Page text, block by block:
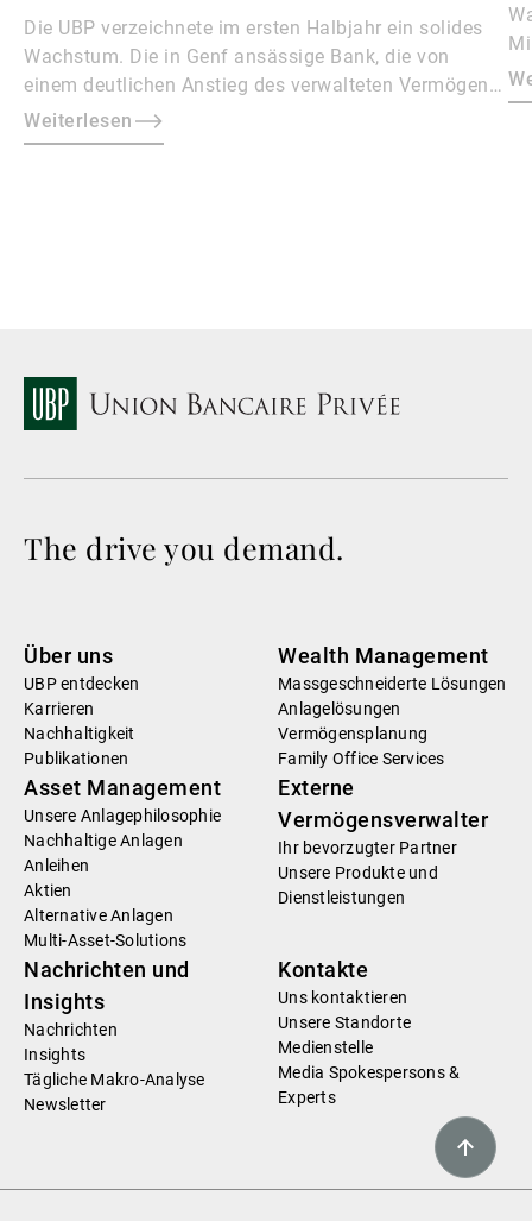
Die UBP verzeichnete im ersten Halbjahr ein solides
Wachstum. Die in Genf ansässige Bank, die von
einem deutlichen Anstieg des verwalteten Vermögens
profitierte, steigerte ihren Nettogewinn im Vergleich
zum Vorjahreszeitraum um 40,4 % auf 169,4 Millionen
Weiterlesen
The drive you demand.
Über uns
UBP entdecken
Karrieren
Nachhaltigkeit
Publikationen
Wealth Management
Massgeschneiderte Lösungen
Anlagelösungen
Vermögensplanung
Family Office Services
Asset Management
Unsere Anlagephilosophie
Nachhaltige Anlagen
Anleihen
Aktien
Alternative Anlagen
Multi-Asset-Solutions
Externe
Vermögensverwalter
Ihr bevorzugter Partner
Unsere Produkte und
Dienstleistungen
Nachrichten und
Insights
Nachrichten
Insights
Tägliche Makro-Analyse
Newsletter
Kontakte
Uns kontaktieren
Unsere Standorte
Medienstelle
Media Spokespersons &
Experts